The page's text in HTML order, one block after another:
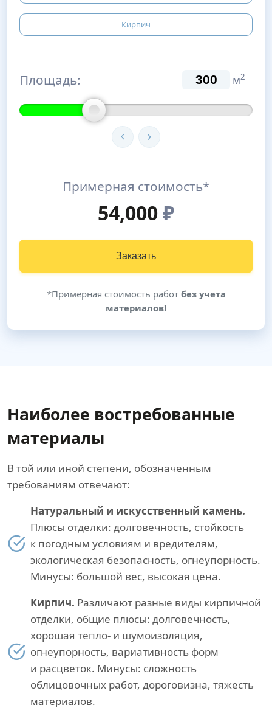
Кирпич
Площадь: м2
Примерная стоимость*
54,000₽
Заказать
*Примерная стоимость работ без учета
материалов!
Наиболее востребованные
материалы
В той или иной степени, обозначенным
требованиям отвечают:
Натуральный и искусственный камень.
Плюсы отделки: долговечность, стойкость
к погодным условиям и вредителям,
экологическая безопасность, огнеупорность.
Минусы: большой вес, высокая цена.
Кирпич. Различают разные виды кирпичной
отделки, общие плюсы: долговечность,
хорошая тепло- и шумоизоляция,
огнеупорность, вариативность форм
и расцветок. Минусы: сложность
облицовочных работ, дороговизна, тяжесть
материалов.